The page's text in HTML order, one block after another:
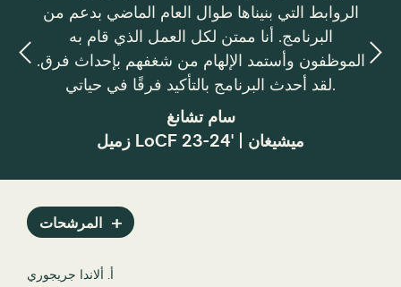
الروابط التي بنيناها طوال العام الماضي بدعم من
البرنامج. أنا ممتن لكل العمل الذي قام به
الموظفون وأستمد الإلهام من شغفهم بإحداث فرق.
لقد أحدث البرنامج بالتأكيد فرقًا في حياتي.
سام تشانغ
زميل LoCF 23-24' | ميشيغان
في
المرشحات
أ. ألاندا جريجوري